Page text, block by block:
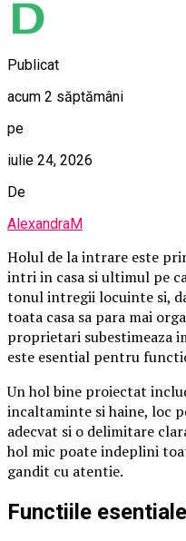
Publicat
acum 2 săptămâni
pe
iulie 24, 2026
De
AlexandraM
Holul de la intrare este
intri in casa si ultimul pe
tonul intregii locuinte si,
toata casa sa para mai
proprietari subestimeaza
este esential pentru
Un hol bine proiectat
incaltaminte si haine, loc
adecvat si o delimitare
hol mic poate indeplini
gandit cu atentie.
Functiile